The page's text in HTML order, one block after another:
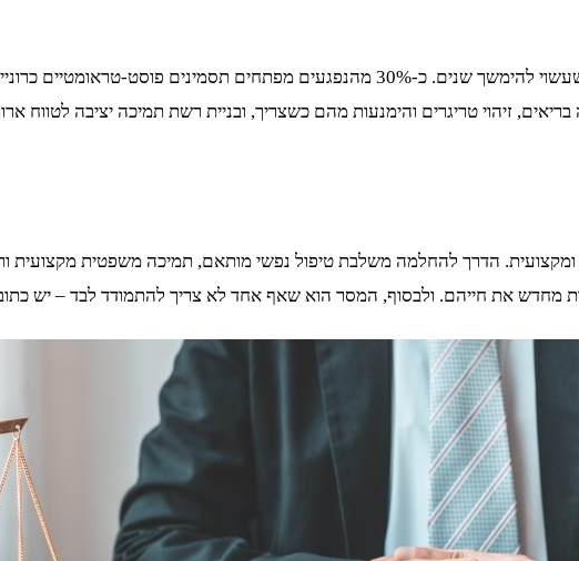
מחקרי אורך מראים כי ההחלמה מפגיעה מינית היא תהליך מתמשך, שעשוי להימשך שנים. כ-30%
זיהוי טריגרים והימנעות מהם כשצריך, ובניית רשת תמיכה יציבה לטווח
הדרך להחלמה משלבת טיפול נפשי מותאם, תמיכה משפטית מקצועית
מחדש את חייהם. ולבסוף, המסר הוא שאף אחד לא צריך להתמודד לבד – יש